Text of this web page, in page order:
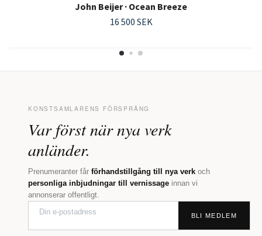
John Beijer · Ocean Breeze
16 500 SEK
KONSTSAMLARENS FÖRSPRÅNG
Var först när nya verk
anländer.
Prenumeranter får förhandstillgång till nya verk och
personliga inbjudningar till vernissage innan vi
annonserar offentligt.
BLI MEDLEM